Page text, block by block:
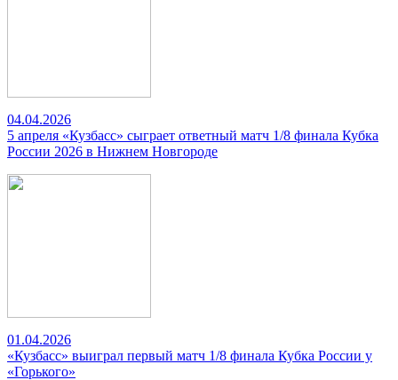
04.04.2026
5 апреля «Кузбасс» сыграет ответный матч 1/8 финала Кубка
России 2026 в Нижнем Новгороде
01.04.2026
«Кузбасс» выиграл первый матч 1/8 финала Кубка России у
«Горького»